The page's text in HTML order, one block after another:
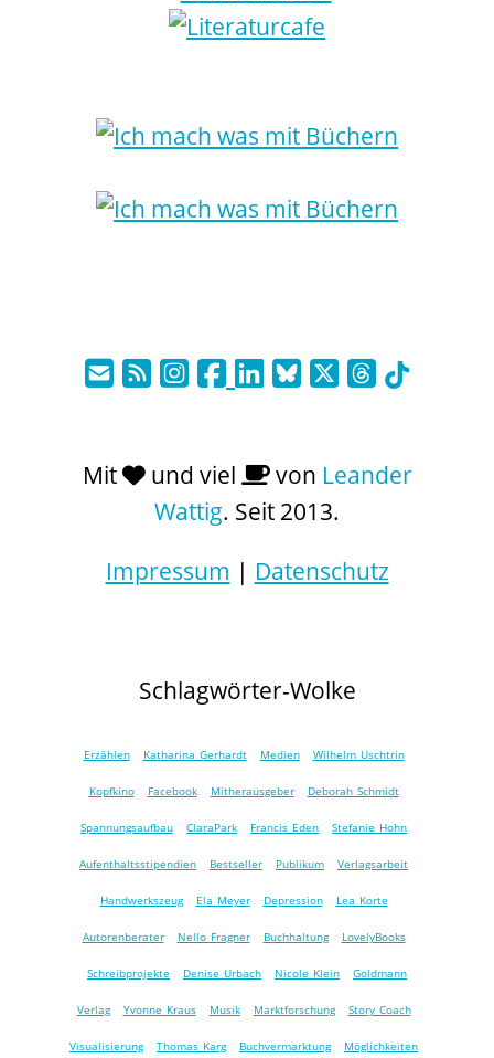
Mit und viel von Leander
Wattig. Seit 2013.
Impressum | Datenschutz
Schlagwörter-Wolke
Erzählen Katharina Gerhardt Medien Wilhelm Uschtrin
Kopfkino Facebook Mitherausgeber Deborah Schmidt
Spannungsaufbau ClaraPark Francis Eden Stefanie Hohn
Aufenthaltsstipendien Bestseller Publikum Verlagsarbeit
Handwerkszeug Ela Meyer Depression Lea Korte
Autorenberater Nello Fragner Buchhaltung LovelyBooks
Schreibprojekte Denise Urbach Nicole Klein Goldmann
Verlag Yvonne Kraus Musik Marktforschung Story Coach
Visualisierung Thomas Karg Buchvermarktung Möglichkeiten